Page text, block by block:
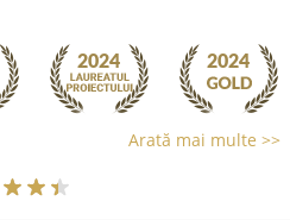
Arată mai multe >>